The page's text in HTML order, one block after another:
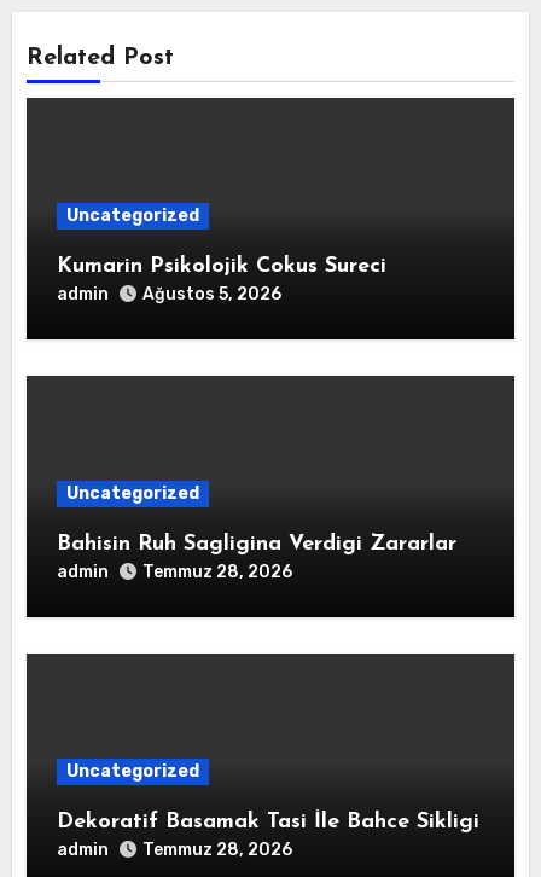
Related Post
Uncategorized
Kumarin Psikolojik Cokus Sureci
admin Ağustos 5, 2026
Uncategorized
Bahisin Ruh Sagligina Verdigi Zararlar
admin Temmuz 28, 2026
Uncategorized
Dekoratif Basamak Tasi İle Bahce Sikligi
admin Temmuz 28, 2026